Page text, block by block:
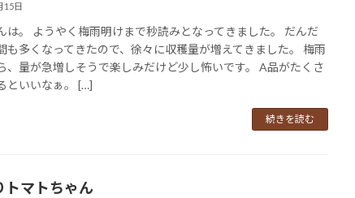
15日
は。 ようやく梅雨明けまで秒読みとなってきました。 だんだ
も多くなってきたので、徐々に収穫量が増えてきました。 梅雨
、量が急増しそうで楽しみだけど少し怖いです。 A品がたくさ
といいなぁ。 […]
続きを読む
トマトちゃん